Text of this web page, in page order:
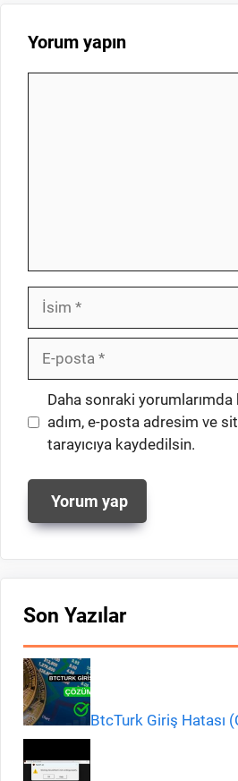
Yorum yapın
İsim
posta
İnternet
sitesi
Daha sonraki yorumlarımda
adım, e-posta adresim ve
tarayıcıya kaydedilsin.
Son Yazılar
BtcTurk Giriş Hatası